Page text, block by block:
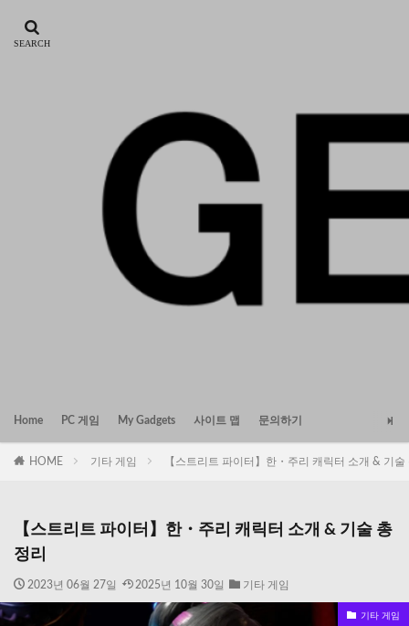
Home PC 게임 My Gadgets 사이트 맵 문의하기
HOME 기타 게임 【스트리트 파이터】한・주리 캐릭터 소개 & 기술
【스트리트 파이터】한・주리 캐릭터 소개 & 기술 총
정리
2023년 06월 27일 2025년 10월 30일 기타 게임
기타 게임